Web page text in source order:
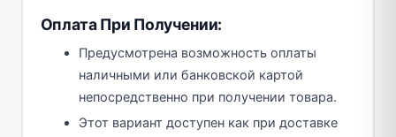
Оплата При Получении:
Предусмотрена возможность оплаты
наличными или банковской картой
непосредственно при получении товара.
Этот вариант доступен как при доставке